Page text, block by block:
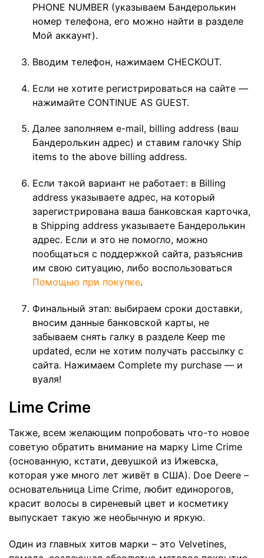
PHONE NUMBER (указываем Бандеролькин
номер телефона, его можно найти в разделе
Мой аккаунт).
Вводим телефон, нажимаем CHECKOUT.
Если не хотите регистрироваться на сайте —
нажимайте CONTINUE AS GUEST.
Далее заполняем e-mail, billing address (ваш
Бандеролькин адрес) и ставим галочку Ship
items to the above billing address.
Если такой вариант не работает: в Billing
address указываете адрес, на который
зарегистрирована ваша банковская карточка,
в Shipping address указываете Бандеролькин
адрес. Если и это не помогло, можно
пообщаться с поддержкой сайта, разъяснив
им свою ситуацию, либо воспользоваться
Помощью при покупке.
Финальный этап: выбираем сроки доставки,
вносим данные банковской карты, не
забываем снять галку в разделе Keep me
updated, если не хотим получать рассылку с
сайта. Нажимаем Complete my purchase — и
вуаля!
Lime Crime
Также, всем желающим попробовать что-то новое
советую обратить внимание на марку Lime Crime
(основанную, кстати, девушкой из Ижевска,
которая уже много лет живёт в США). Doe Deere –
основательница Lime Crime, любит единорогов,
красит волосы в сиреневый цвет и косметику
выпускает такую же необычную и яркую.
Один из главных хитов марки – это Velvetines,